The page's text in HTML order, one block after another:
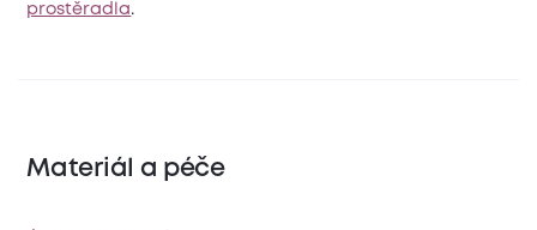
prostěradla .
Materiál a péče